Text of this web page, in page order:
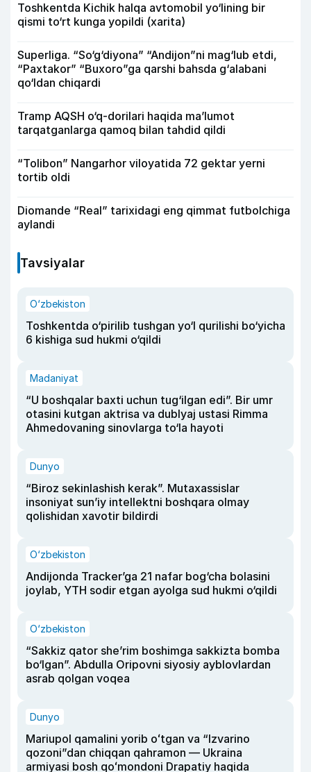
Toshkentda Kichik halqa avtomobil yo‘lining bir
qismi to‘rt kunga yopildi (xarita)
Superliga. “So‘g‘diyona” “Andijon”ni mag‘lub etdi,
“Paxtakor” “Buxoro”ga qarshi bahsda g‘alabani
qo‘ldan chiqardi
Tramp AQSH o‘q-dorilari haqida ma’lumot
tarqatganlarga qamoq bilan tahdid qildi
“Tolibon” Nangarhor viloyatida 72 gektar yerni
tortib oldi
Diomande “Real” tarixidagi eng qimmat futbolchiga
aylandi
Tavsiyalar
O‘zbekiston
Toshkentda o‘pirilib tushgan yo‘l qurilishi bo‘yicha
6 kishiga sud hukmi o‘qildi
Madaniyat
“U boshqalar baxti uchun tug‘ilgan edi”. Bir umr
otasini kutgan aktrisa va dublyaj ustasi Rimma
Ahmedovaning sinovlarga to‘la hayoti
Dunyo
“Biroz sekinlashish kerak”. Mutaxassislar
insoniyat sun’iy intellektni boshqara olmay
qolishidan xavotir bildirdi
O‘zbekiston
Andijonda Tracker’ga 21 nafar bog‘cha bolasini
joylab, YTH sodir etgan ayolga sud hukmi o‘qildi
O‘zbekiston
“Sakkiz qator she’rim boshimga sakkizta bomba
bo‘lgan”. Abdulla Oripovni siyosiy ayblovlardan
asrab qolgan voqea
Dunyo
Mariupol qamalini yorib oʻtgan va “Izvarino
qozoni”dan chiqqan qahramon — Ukraina
armiyasi bosh qoʻmondoni Drapatiy haqida